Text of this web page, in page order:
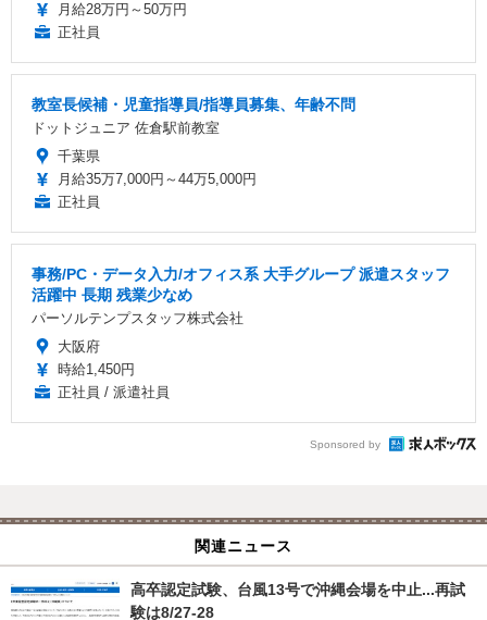
月給28万円～50万円
正社員
教室長候補・児童指導員/指導員募集、年齢不問
ドットジュニア 佐倉駅前教室
千葉県
月給35万7,000円～44万5,000円
正社員
事務/PC・データ入力/オフィス系 大手グループ 派遣スタッフ
活躍中 長期 残業少なめ
パーソルテンプスタッフ株式会社
大阪府
時給1,450円
正社員 / 派遣社員
Sponsored by
関連ニュース
高卒認定試験、台風13号で沖縄会場を中止...再試
験は8/27-28